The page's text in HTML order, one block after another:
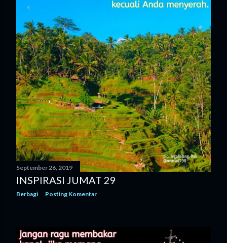
n
g
a
n
September 26, 2019
INSPIRASI JUMAT 29
Berbagi Posting Komentar